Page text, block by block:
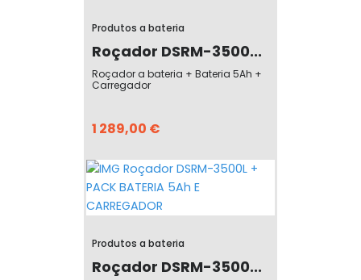
Produtos a bateria
Roçador DSRM-3500...
Roçador a bateria + Bateria 5Ah +
Carregador
1 289,00 €
Produtos a bateria
Roçador DSRM-3500...